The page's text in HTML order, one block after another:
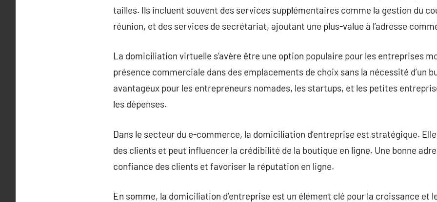
tailles. Ils incluent souvent des services supplémentaires comme la gestion du
réunion, et des services de secrétariat, ajoutant une plus-value à l’adresse
La domiciliation virtuelle s’avère être une option populaire pour les entreprises
présence commerciale dans des emplacements de choix sans la nécessité d’un
avantageux pour les entrepreneurs nomades, les startups, et les petites
les dépenses.
Dans le secteur du e-commerce, la domiciliation d’entreprise est stratégique.
des clients et peut influencer la crédibilité de la boutique en ligne. Une bonne
confiance des clients et favoriser la réputation en ligne.
En somme, la domiciliation d’entreprise est un élément clé pour la croissance et